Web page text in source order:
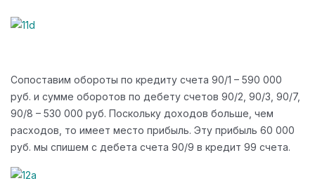
Сопоставим обороты по кредиту счета 90/1 – 590 000
руб. и сумме оборотов по дебету счетов 90/2, 90/3, 90/7,
90/8 – 530 000 руб. Поскольку доходов больше, чем
расходов, то имеет место прибыль. Эту прибыль 60 000
руб. мы спишем с дебета счета 90/9 в кредит 99 счета.